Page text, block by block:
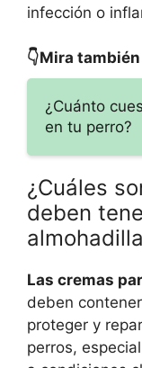
infección o
👇Mira también
¿Cuánto
en tu perro?
¿Cuáles
deben
Las cremas
deben
proteger y
perros,